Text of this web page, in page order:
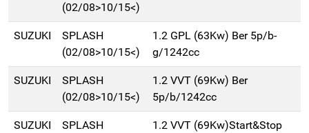
(02/08>10/15<)
SUZUKI
SPLASH
(02/08>10/15<)
1.2 GPL (63Kw) Ber 5p/b-
g/1242cc
SUZUKI
SPLASH
(02/08>10/15<)
1.2 VVT (69Kw) Ber
5p/b/1242cc
SUZUKI
SPLASH
1.2 VVT (69Kw)Start&Stop